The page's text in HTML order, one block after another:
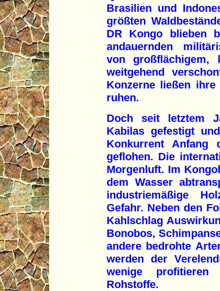
Brasilien und
größten
DR Kongo blieben
andauernden
von großflächigem,
weitgehend
Konzerne ließen
ruhen.
Doch seit letztem
Kabilas gefestigt
Konkurrent Anfang
geflohen. Die
Morgenluft. Im
dem Wasser
industriemäßige
Gefahr. Neben den
Kahlschlag
Bonobos,
andere bedrohte
werden der
wenige
Rohstoffe.